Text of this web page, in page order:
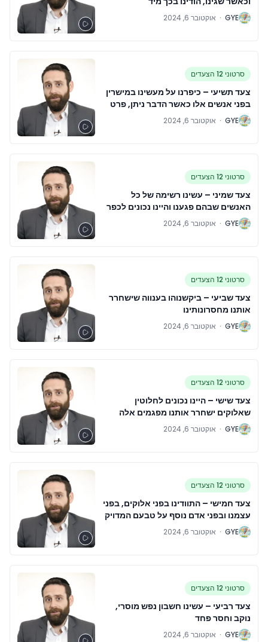
G
GYE
· אוקטובר 6, 2024
סרטוני 12 הצעדים
צעד תשיעי – כיפרנו על מעשינו במישרין
בפני אנשים אלו כאשר הדבר ניתן, פרט
למקרים כאשר מעשה יפגע בהם או
אחרים
G
GYE
· אוקטובר 6, 2024
סרטוני 12 הצעדים
צעד שמיני – עשינו רשימה של כל
האנשים שבהם פגענו והיינו נכונים לכפר
על כך בפניהם
G
GYE
· אוקטובר 6, 2024
סרטוני 12 הצעדים
צעד שביעי – ביקשנוהו בענווה שישחרר
אותנו מחסרונותינו
G
GYE
· אוקטובר 6, 2024
סרטוני 12 הצעדים
צעד שישי – היינו נכונים לחלוטין
שאלוקים ישחרר אותנו מפגמים אלה
באופיינו
G
GYE
· אוקטובר 6, 2024
סרטוני 12 הצעדים
צעד חמישי – התוודינו בפני אלוקים, בפני
עצמנו ובפני אדם נוסף על טבעם המדויק
של פגמינו
G
GYE
· אוקטובר 6, 2024
סרטוני 12 הצעדים
צעד רביעי – עשינו חשבון נפש מוסרי,
נוקב וחסר פחד
G
GYE
· אוקטובר 6, 2024